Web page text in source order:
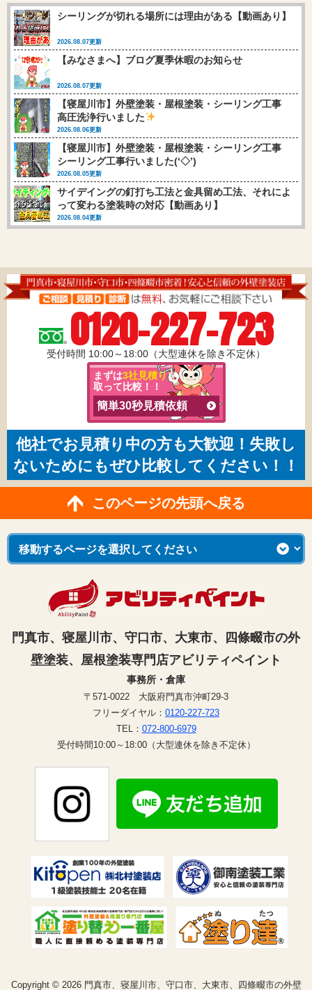
シーリングが切れる場所には理由がある【動画あり】
2026.08.07更新
【みなさまへ】ブログ夏季休暇のお知らせ
2026.08.07更新
【寝屋川市】外壁塗装・屋根塗装・シーリング工事
高圧洗浄行いました
2026.08.06更新
【寝屋川市】外壁塗装・屋根塗装・シーリング工事
シーリング工事行いました(‘◇’)ゞ
2026.08.05更新
サイデイングの釘打ち工法と金具留め工法、それによ
って変わる塗装時の対応【動画あり】
2026.08.04更新
0120-227-723
受付時間 10:00～18:00（大型連休を除き不定休）
まずは3社見積りを
取って比較！！
簡単30秒見積依頼
他社でお見積り中の方も大歓迎！失敗し
ないためにもぜひ比較してください！！
このページの先頭へ戻る
門真市、寝屋川市、守口市、大東市、四條畷市の外
壁塗装、屋根塗装専門店アビリティペイント
事務所・倉庫
〒571-0022 大阪府門真市沖町29-3
フリーダイヤル： 0120-227-723
TEL： 072-800-6979
受付時間10:00～18:00（大型連休を除き不定休）
Copyright © 2026 門真市、寝屋川市、守口市、大東市、四條畷市の外壁